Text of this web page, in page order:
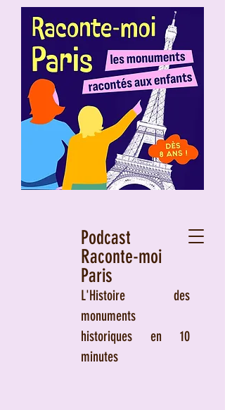
Podcast
Raconte-moi
Paris
L'Histoire des
monuments
historiques en 10
minutes